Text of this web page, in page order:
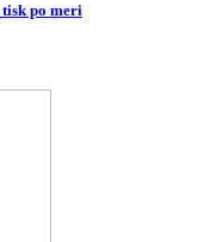
po meri